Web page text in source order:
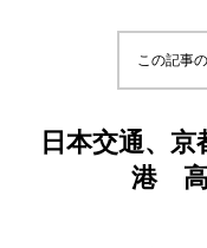
この記事
日本交通、
港 高